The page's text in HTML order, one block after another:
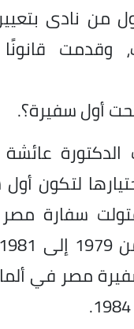
من نادى
وقدمت
أول سفيرة؟.
لتكون
سفارة
مصر في